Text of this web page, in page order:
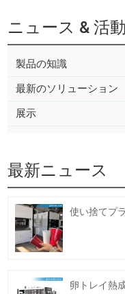
ニュース & 活動
製品の知識
最新のソリューション
展示
最新ニュース
使い捨てプ
卵トレイ熱